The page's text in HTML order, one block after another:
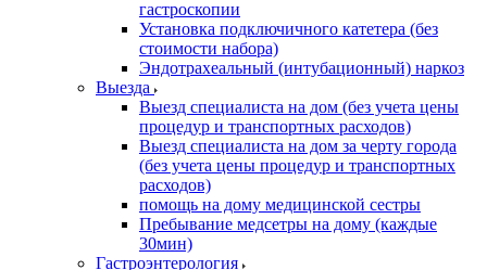
гастроскопии
Установка подключичного катетера (без
стоимости набора)
Эндотрахеальный (интубационный) наркоз
Выезда
Выезд специалиста на дом (без учета цены
процедур и транспортных расходов)
Выезд специалиста на дом за черту города
(без учета цены процедур и транспортных
расходов)
помощь на дому медицинской сестры
Пребывание медсетры на дому (каждые
30мин)
Гастроэнтерология